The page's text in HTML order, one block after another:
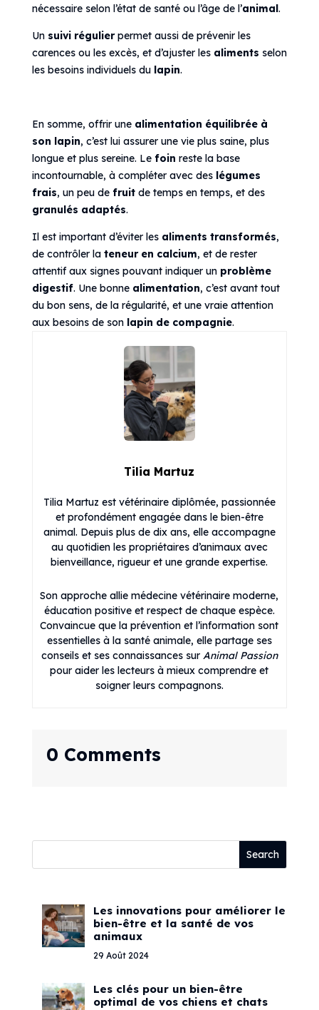
nécessaire selon l’état de santé ou l’âge de l’animal.
Un suivi régulierpermet aussi de prévenir les
carences ou les excès, et d’ajuster les aliments selon
les besoins individuels du lapin.
En somme, offrir une alimentation équilibrée à
son lapin, c’est lui assurer une vie plus saine, plus
longue et plus sereine. Le foin reste la base
incontournable, à compléter avec des légumes
frais, un peu de fruitde temps en temps, et des
granulés adaptés.
Il est important d’éviter les aliments transformés,
de contrôler la teneur en calcium, et de rester
attentif aux signes pouvant indiquer un problème
digestif. Une bonne alimentation, c’est avant tout
du bon sens, de la régularité, et une vraie attention
aux besoins de son lapin de compagnie.
Tilia Martuz
Tilia Martuz est vétérinaire diplômée, passionnée
et profondément engagée dans le bien-être
animal. Depuis plus de dix ans, elle accompagne
au quotidien les propriétaires d’animaux avec
bienveillance, rigueur et une grande expertise.
Son approche allie médecine vétérinaire moderne,
éducation positive et respect de chaque espèce.
Convaincue que la prévention et l’information sont
essentielles à la santé animale, elle partage ses
conseils et ses connaissances sur Animal Passion
pour aider les lecteurs à mieux comprendre et
soigner leurs compagnons.
0 Comments
Les innovations pour améliorer le
bien-être et la santé de vos
animaux
29 Août 2024
Les clés pour un bien-être
optimal de vos chiens et chats